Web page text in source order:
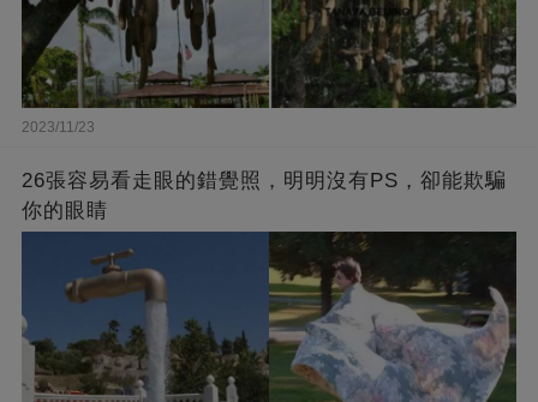
2023/11/23
26張容易看走眼的錯覺照，明明沒有PS，卻能欺騙
你的眼睛